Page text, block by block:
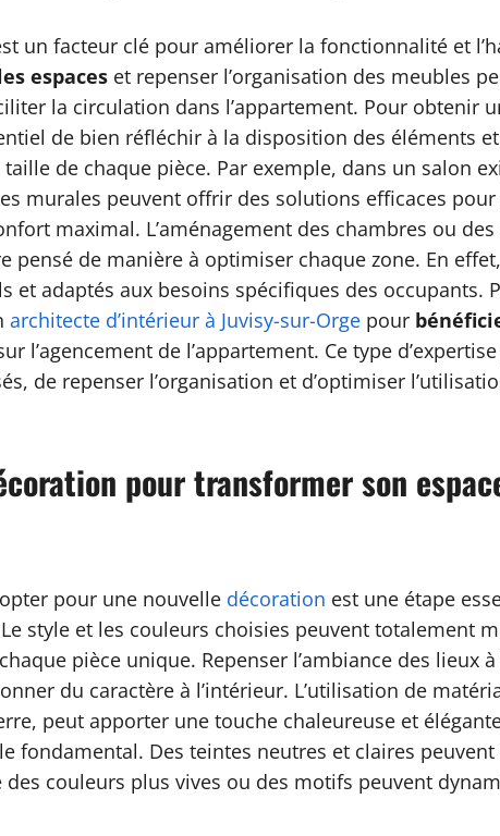
un facteur clé pour améliorer la fonctionnalité et
espaces et repenser l’organisation des meubles
la circulation dans l’appartement. Pour obtenir
de bien réfléchir à la disposition des éléments
de chaque pièce. Par exemple, dans un salon
murales peuvent offrir des solutions efficaces pour
maximal. L’aménagement des chambres ou des
pensé de manière à optimiser chaque zone. En
et adaptés aux besoins spécifiques des occupants.
architecte d’intérieur à Juvisy-sur-Orge pour
l’agencement de l’appartement. Ce type
de repenser l’organisation et d’optimiser
pour transformer son
pour une nouvelle décoration est une étape
style et les couleurs choisies peuvent totalement
pièce unique. Repenser l’ambiance des lieux
du caractère à l’intérieur. L’utilisation de
peut apporter une touche chaleureuse et
fondamental. Des teintes neutres et claires
des couleurs plus vives ou des motifs peuvent